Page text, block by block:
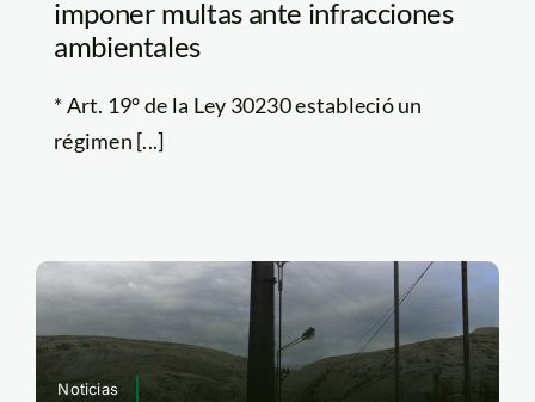
imponer multas ante infracciones
ambientales
* Art. 19° de la Ley 30230 estableció un
régimen [...]
Noticias